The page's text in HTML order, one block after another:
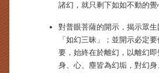
諸幻，就只剩下如如不動的
對普眼菩薩的開示，揭示眾
「如幻三昧」；並開示必定
要，始終在於離幻，以離幻
身、心、塵皆為幻垢，對幻